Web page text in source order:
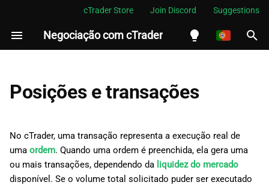
cTrader Store Join Discord Suggestions
Negociação com cTrader
العربية
Indonesia
I
i
a
l
Posições e transações
No cTrader, uma transação representa a execução real de
uma ordem. Quando uma ordem é preenchida, ela gera uma
ou mais transações, dependendo da liquidez do mercado
disponível. Se o volume total solicitado puder ser executado